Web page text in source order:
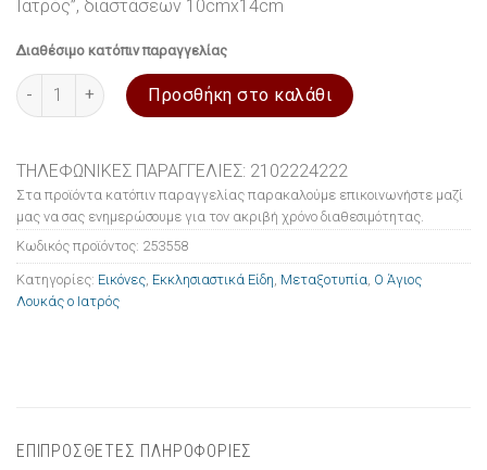
Ιατρός”, διαστάσεων 10cmx14cm
Διαθέσιμο κατόπιν παραγγελίας
Εικόνα ξύλινη σε μεταξοτυπία Ο Άγιος Λουκάς ο Ιατρός
Προσθήκη στο καλάθι
ΤΗΛΕΦΩΝΙΚΕΣ ΠΑΡΑΓΓΕΛΙΕΣ: 2102224222
Στα προϊόντα κατόπιν παραγγελίας παρακαλούμε επικοινωνήστε μαζί
μας να σας ενημερώσουμε για τον ακριβή χρόνο διαθεσιμότητας.
Κωδικός προϊόντος: 253558
Κατηγορίες: Εικόνες Εκκλησιαστικά Είδη Μεταξοτυπία Ο Άγιος
Λουκάς ο Ιατρός
ΕΠΙΠΡΟΣΘΕΤΕΣ ΠΛΗΡΟΦΟΡΙΕΣ